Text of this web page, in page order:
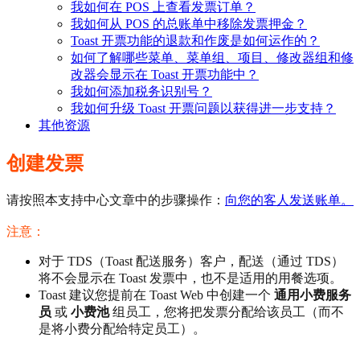
我如何在 POS 上查看发票订单？
我如何从 POS 的总账单中移除发票押金？
Toast 开票功能的退款和作废是如何运作的？
如何了解哪些菜单、菜单组、项目、修改器组和修
改器会显示在 Toast 开票功能中？
我如何添加税务识别号？
我如何升级 Toast 开票问题以获得进一步支持？
其他资源
创建发票
请按照本支持中心文章中的步骤操作： 向您的客人发送账单。
注意：
对于 TDS（Toast 配送服务）客户，配送（通过 TDS）
将不会显示在 Toast 发票中，也不是适用的用餐选项。
Toast 建议您提前在 Toast Web 中创建一个 通用小费服务
员 或 小费池组员工，您将把发票分配给该员工（而不
是将小费分配给特定员工）。